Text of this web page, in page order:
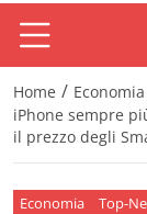
Home / Economia
iPhone sempre
il prezzo degli
Economia Top-